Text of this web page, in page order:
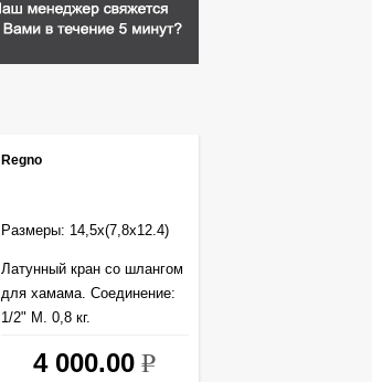
Regno
Размеры: 14,5х(7,8х12.4)
Латунный кран со шлангом
для хамама. Cоединение:
1/2" М. 0,8 кг.
4 000.00 k